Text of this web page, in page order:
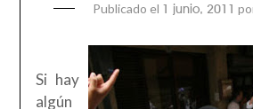
Publicado el 1 junio, 2011
Si hay
algún